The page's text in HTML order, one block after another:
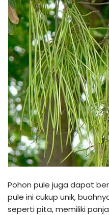
Pohon pule juga dapat
pule ini cukup unik,
seperti pita, memiliki